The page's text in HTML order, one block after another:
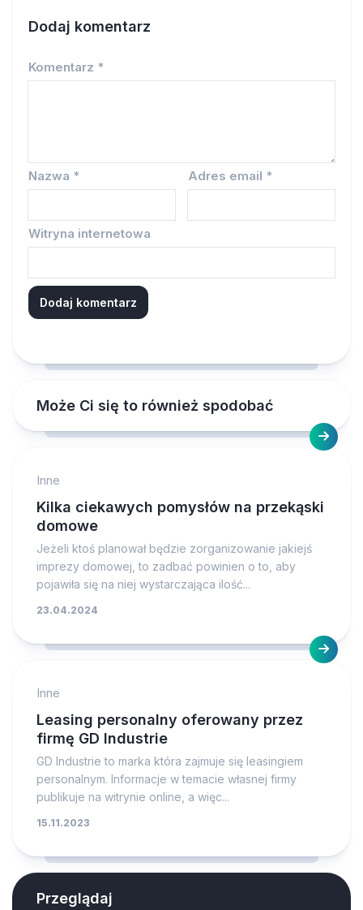
Dodaj komentarz
Komentarz *
Nazwa * Adres email *
Witryna internetowa
Może Ci się to również spodobać
Inne
Kilka ciekawych pomysłów na przekąski
domowe
Jeżeli ktoś planował będzie zorganizowanie jakiejś
imprezy domowej, to zadbać powinien o to, aby
pojawiła się na niej wystarczająca ilość...
23.04.2024
Inne
Leasing personalny oferowany przez
firmę GD Industrie
GD Industrie to marka która zajmuje się leasingiem
personalnym. Informacje w temacie własnej firmy
publikuje na witrynie online, a więc...
15.11.2023
Przeglądaj